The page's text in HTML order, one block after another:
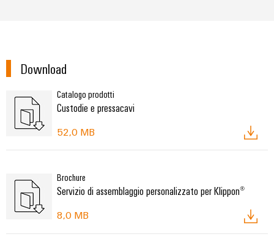
Download
Catalogo prodotti
Custodie e pressacavi
52,0 MB
Brochure
Servizio di assemblaggio personalizzato per Klippon®
8,0 MB